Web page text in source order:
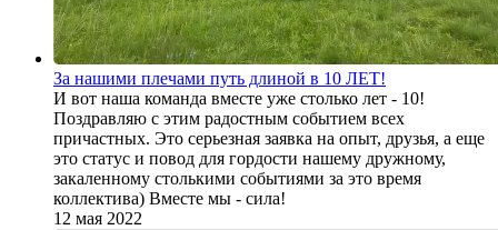
За нашими плечами путь длиной в 10 ЛЕТ!
И вот наша команда вместе уже столько лет - 10!
Поздравляю с этим радостным событием всех
причастных. Это серьезная заявка на опыт, друзья, а еще
это статус и повод для гордости нашему дружному,
закаленному столькими событиями за это время
коллектива) Вместе мы - сила!
12 мая 2022